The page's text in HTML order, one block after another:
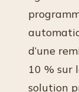
d’une
10 % sur
solution